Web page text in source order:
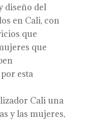
diseño del
en Cali, con
que
que
esta
Cali una
y las mujeres,